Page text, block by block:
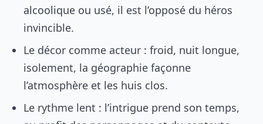
alcoolique ou usé, il est l’opposé du héros
invincible.
Le décor comme acteur : froid, nuit longue,
isolement, la géographie façonne
l’atmosphère et les huis clos.
Le rythme lent : l’intrigue prend son temps,